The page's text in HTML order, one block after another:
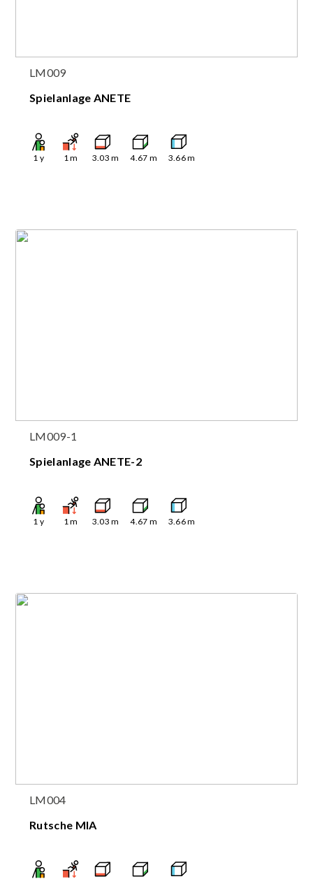
LM009
Spielanlage ANETE
1 y 1m 3.03 m 4.67 m 3.66m
LM009-1
Spielanlage ANETE-2
1 y 1m 3.03 m 4.67 m 3.66m
LM004
Rutsche MIA